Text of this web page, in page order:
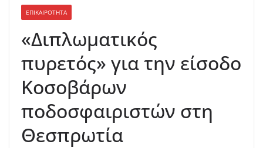
ΕΠΙΚΑΙΡΟΤΗΤΑ
«Διπλωματικός
πυρετός» για την είσοδο
Κοσοβάρων
ποδοσφαιριστών στη
Θεσπρωτία